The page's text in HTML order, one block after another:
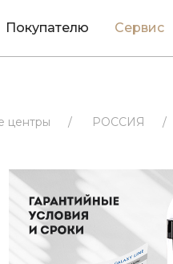
Покупателю Сервис
центры / РОССИЯ /